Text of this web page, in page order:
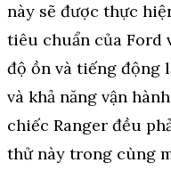
này sẽ được thực
tiêu chuẩn của Ford
độ ồn và tiếng động
và khả năng vận
chiếc Ranger đều
thử này trong cùng